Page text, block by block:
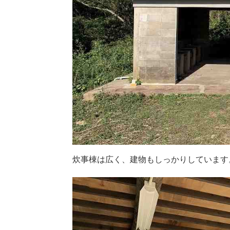
炊事棟は広く、建物もしっかりしています